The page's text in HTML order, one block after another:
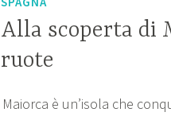
Alla scoperta di
ruote
Maiorca è un’isola che